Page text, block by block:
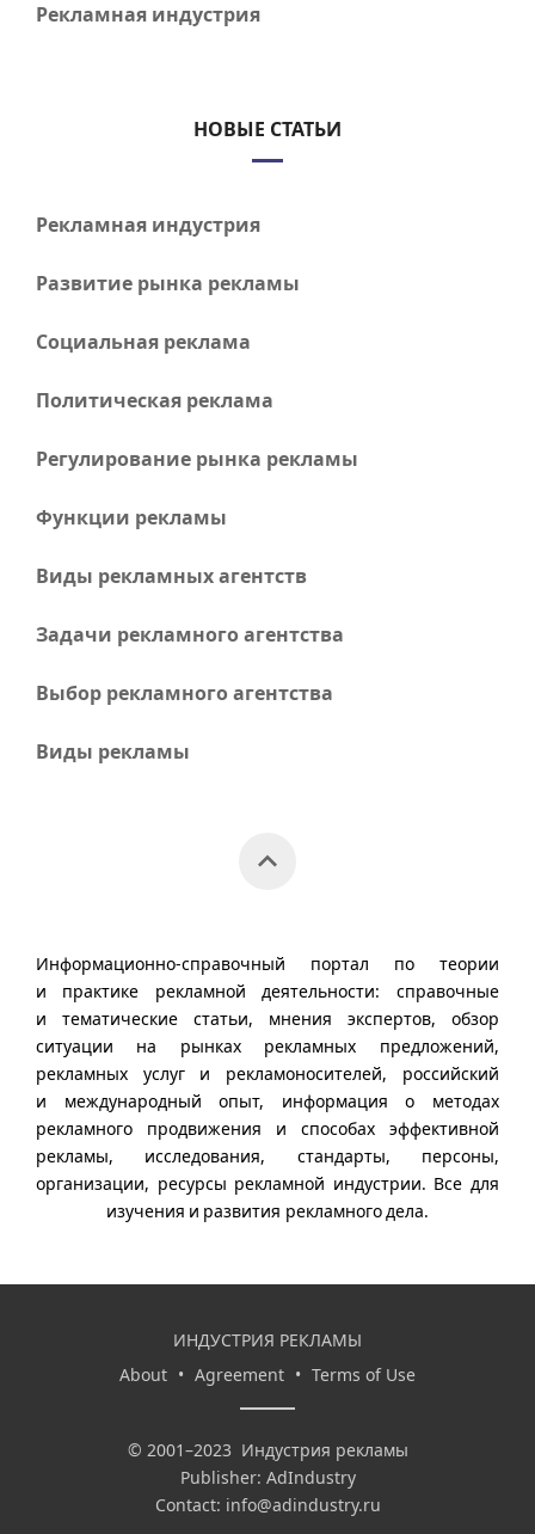
Рекламная индустрия
НОВЫЕ СТАТЬИ
Рекламная индустрия
Развитие рынка рекламы
Социальная реклама
Политическая реклама
Регулирование рынка рекламы
Функции рекламы
Виды рекламных агентств
Задачи рекламного агентства
Выбор рекламного агентства
Виды рекламы
Информационно-справочный портал по теории
и практике рекламной деятельности: справочные
и тематические статьи, мнения экспертов, обзор
ситуации на рынках рекламных предложений,
рекламных услуг и рекламоносителей, российский
и международный опыт, информация о методах
рекламного продвижения и способах эффективной
рекламы, исследования, стандарты, персоны,
организации, ресурсы рекламной индустрии. Все для
изучения и развития рекламного дела.
ИНДУСТРИЯ РЕКЛАМЫ
About • Agreement • Terms of Use
© 2001–2023 Индустрия рекламы
Publisher: AdIndustry
Contact: info@adindustry.ru